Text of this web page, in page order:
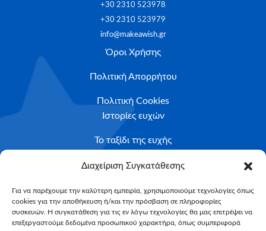
Διαχείριση Συγκατάθεσης
Για να παρέχουμε την καλύτερη εμπειρία, χρησιμοποιούμε τεχνολογίες όπως
cookies για την αποθήκευση ή/και την πρόσβαση σε πληροφορίες
συσκευών. Η συγκατάθεση για τις εν λόγω τεχνολογίες θα μας επιτρέψει να
επεξεργαστούμε δεδομένα προσωπικού χαρακτήρα, όπως συμπεριφορά
+30 2310 523978
+30 2310 523979
info@makeawish.gr
Όροι Χρήσης
Πολιτική Απορρήτου
Πολιτική Cookies
Ιστορίες ευχών
Το ταξίδι της ευχής
Κριτήρια Καταλληλότητας
Υποβολή Αιτήματος
NEWSLETTER
Email*